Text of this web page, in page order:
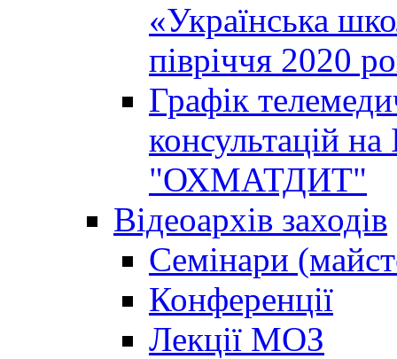
«Українська
півріччя 2020
Графік
консультацій
"ОХМАТДИТ"
Відеоархів заходів
Семінари
Конференції
Лекції МОЗ